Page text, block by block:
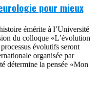
pour mieux
émérite à l’Université
du colloque «L’évolution
évolutifs seront
organisée par
détermine la pensée «Mon